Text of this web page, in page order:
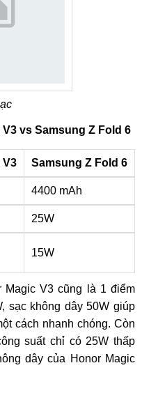
vs Samsung Z Fold 6
V3 Samsung Z Fold 6
4400 mAh
25W
15W
Magic V3 cũng là 1 điểm
sạc không dây 50W giúp
cách nhanh chóng. Còn
suất chỉ có 25W thấp
dây của Honor Magic